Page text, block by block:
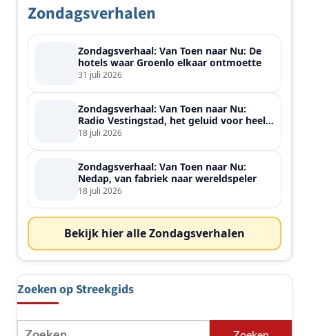
Zondagsverhalen
Zondagsverhaal: Van Toen naar Nu: De
hotels waar Groenlo elkaar ontmoette
31 juli 2026
Zondagsverhaal: Van Toen naar Nu:
Radio Vestingstad, het geluid voor heel
de streek
18 juli 2026
Zondagsverhaal: Van Toen naar Nu:
Nedap, van fabriek naar wereldspeler
18 juli 2026
Bekijk hier alle Zondagsverhalen
Zoeken op Streekgids
Zoeken